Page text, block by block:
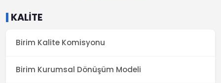
KALİTE
Birim Kalite Komisyonu
Birim Kurumsal Dönüşüm Modeli